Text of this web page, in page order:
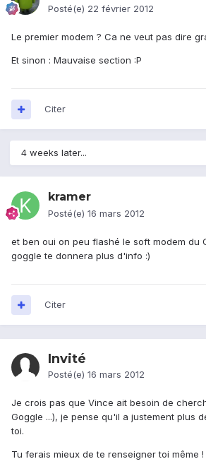
Posté(e) 22 février 2012
Le premier modem ? Ca ne veut pas dire
Et sinon : Mauvaise section :P
Citer
4 weeks later...
kramer
Posté(e) 16 mars 2012
et ben oui on peu flashé le soft modem du
goggle te donnera plus d'info :)
Citer
Invité
Posté(e) 16 mars 2012
Je crois pas que Vince ait besoin de
Goggle ...), je pense qu'il a justement plus
toi.
Tu ferais mieux de te renseigner toi même !